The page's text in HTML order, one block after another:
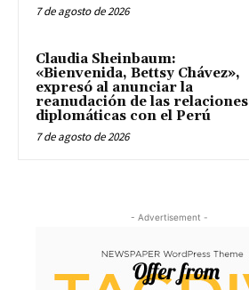
7 de agosto de 2026
Claudia Sheinbaum:
«Bienvenida, Bettsy Chávez»,
expresó al anunciar la
reanudación de las relaciones
diplomáticas con el Perú
7 de agosto de 2026
- Advertisement -